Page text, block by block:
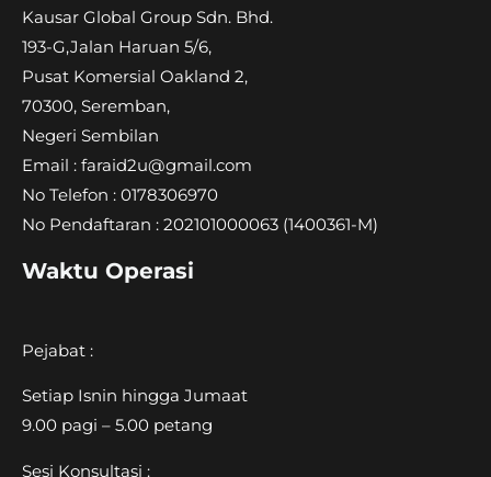
Kausar Global Group Sdn. Bhd.
193-G,Jalan Haruan 5/6,
Pusat Komersial Oakland 2,
70300, Seremban,
Negeri Sembilan
Email : faraid2u@gmail.com
No Telefon : 0178306970
No Pendaftaran : 202101000063 (1400361-M)
Waktu Operasi
Pejabat :
Setiap Isnin hingga Jumaat
9.00 pagi – 5.00 petang
Sesi Konsultasi :